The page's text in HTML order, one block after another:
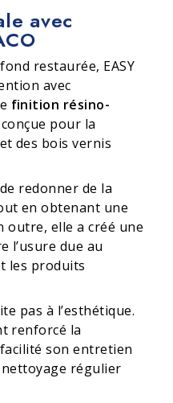
avec
restaurée, EASY
avec
finition résino-
pour la
des bois vernis
redonner de la
en obtenant une
outre, elle a créé une
l’usure due au
les produits
pas à l’esthétique.
renforcé la
son entretien
régulier